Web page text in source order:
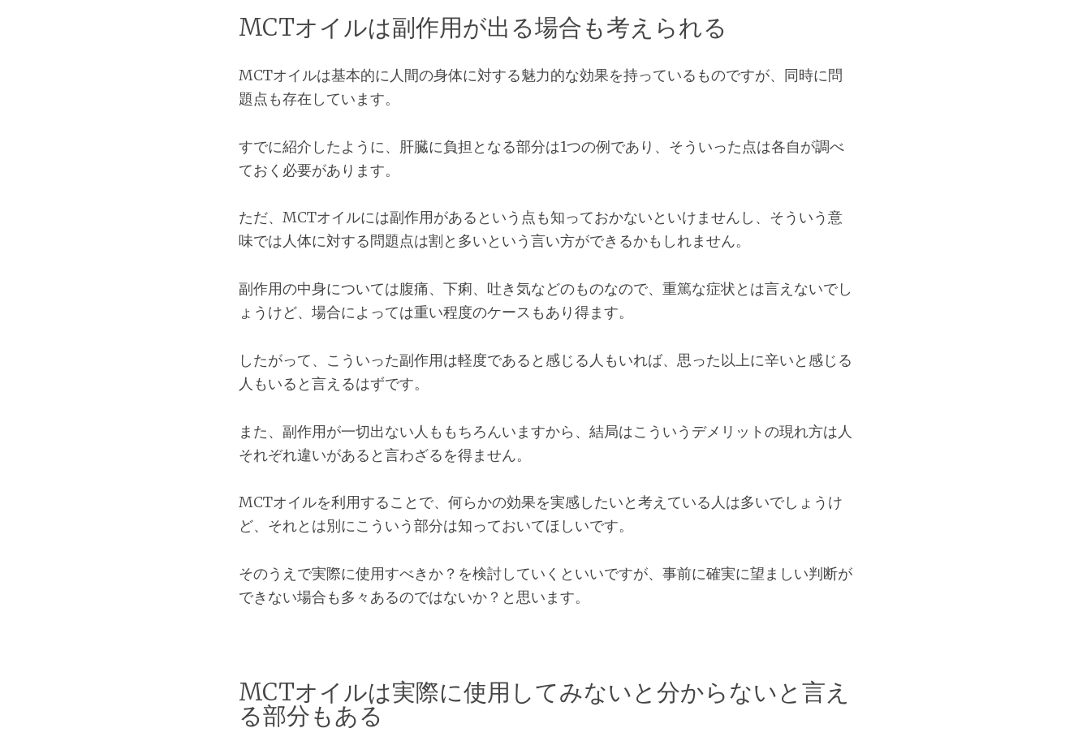
MCTオイルは副作用が出る場合も考えられる
MCTオイルは基本的に人間の身体に対する魅力的な効果を持っているものですが、同時に問
題点も存在しています。
すでに紹介したように、肝臓に負担となる部分は1つの例であり、そういった点は各自が調べ
ておく必要があります。
ただ、MCTオイルには副作用があるという点も知っておかないといけませんし、そういう意
味では人体に対する問題点は割と多いという言い方ができるかもしれません。
副作用の中身については腹痛、下痢、吐き気などのものなので、重篤な症状とは言えないでし
ょうけど、場合によっては重い程度のケースもあり得ます。
したがって、こういった副作用は軽度であると感じる人もいれば、思った以上に辛いと感じる
人もいると言えるはずです。
また、副作用が一切出ない人ももちろんいますから、結局はこういうデメリットの現れ方は人
それぞれ違いがあると言わざるを得ません。
MCTオイルを利用することで、何らかの効果を実感したいと考えている人は多いでしょうけ
ど、それとは別にこういう部分は知っておいてほしいです。
そのうえで実際に使用すべきか？を検討していくといいですが、事前に確実に望ましい判断が
できない場合も多々あるのではないか？と思います。
MCTオイルは実際に使用してみないと分からないと言え
る部分もある